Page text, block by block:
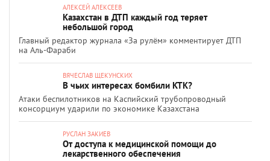
АЛЕКСЕЙ АЛЕКСЕЕВ
Казахстан в ДТП каждый год теряет
небольшой город
Главный редактор журнала «За рулём» комментирует ДТП
на Аль-Фараби
ВЯЧЕСЛАВ ЩЕКУНСКИХ
В чьих интересах бомбили КТК?
Атаки беспилотников на Каспийский трубопроводный
консорциум ударили по экономике Казахстана
РУСЛАН ЗАКИЕВ
От доступа к медицинской помощи до
лекарственного обеспечения